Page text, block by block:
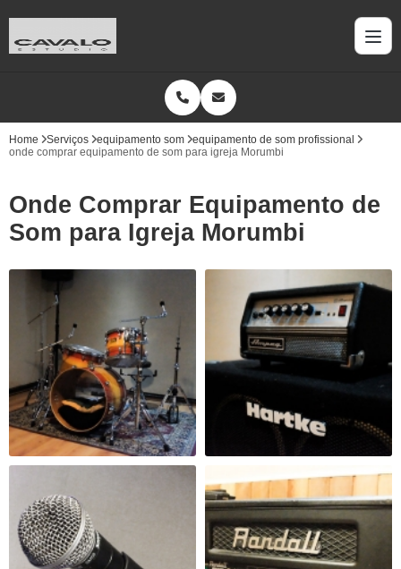
Home Serviços equipamento som
equipamento de som profissional
onde comprar equipamento de som para igreja Morumbi
Onde Comprar Equipamento de
Som para Igreja Morumbi